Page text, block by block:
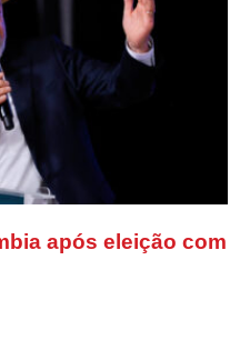
após eleição com